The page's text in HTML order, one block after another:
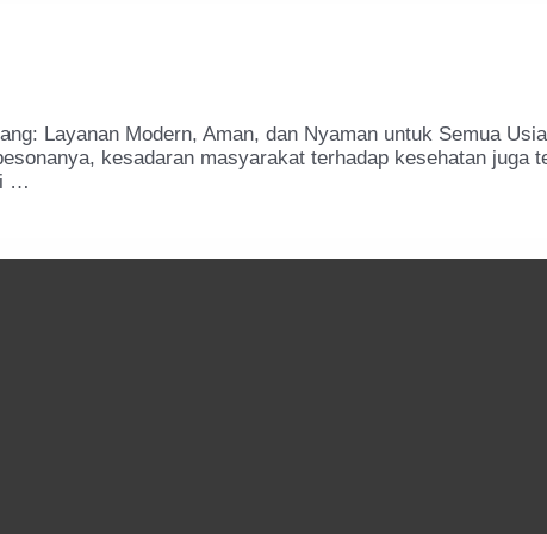
Layanan Modern, Aman, dan Nyaman untuk Semua
kesadaran masyarakat terhadap kesehatan juga
…